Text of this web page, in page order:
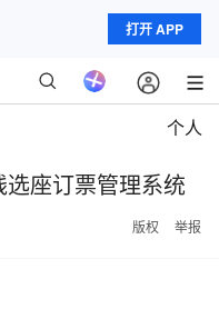
打开 APP
个人
座订票管理系统
版权 举报